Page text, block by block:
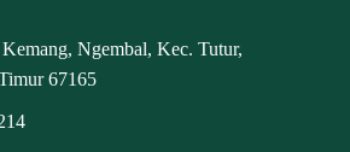
Ngembal, Kec. Tutur,
67165